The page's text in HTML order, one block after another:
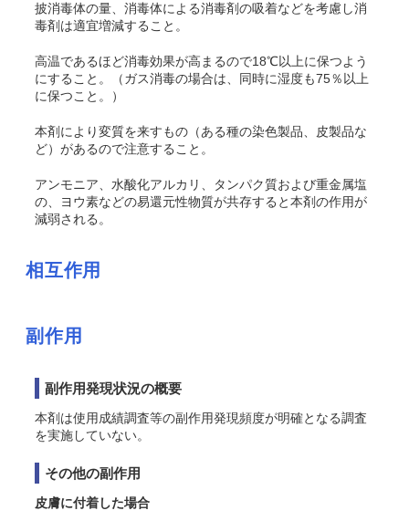
披消毒体の量、消毒体による消毒剤の吸着などを考慮し消
毒剤は適宜増減すること。
高温であるほど消毒効果が高まるので18℃以上に保つよう
にすること。（ガス消毒の場合は、同時に湿度も75％以上
に保つこと。）
本剤により変質を来すもの（ある種の染色製品、皮製品な
ど）があるので注意すること。
アンモニア、水酸化アルカリ、タンパク質および重金属塩
の、ヨウ素などの易還元性物質が共存すると本剤の作用が
減弱される。
相互作用
副作用
副作用発現状況の概要
本剤は使用成績調査等の副作用発現頻度が明確となる調査
を実施していない。
その他の副作用
皮膚に付着した場合